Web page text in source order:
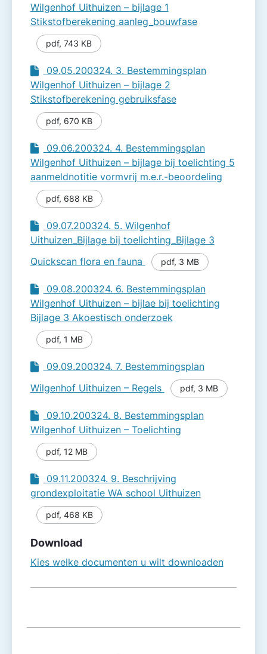
Wilgenhof Uithuizen – bijlage 1
Stikstofberekening aanleg_bouwfase
pdf, 743 KB
09.05.200324. 3. Bestemmingsplan
Wilgenhof Uithuizen – bijlage 2
Stikstofberekening gebruiksfase
pdf, 670 KB
09.06.200324. 4. Bestemmingsplan
Wilgenhof Uithuizen – bijlage bij toelichting 5
aanmeldnotitie vormvrij m.e.r.-beoordeling
pdf, 688 KB
09.07.200324. 5. Wilgenhof
Uithuizen_Bijlage bij toelichting_Bijlage 3
Quickscan flora en fauna
pdf, 3 MB
09.08.200324. 6. Bestemmingsplan
Wilgenhof Uithuizen – bijlae bij toelichting
Bijlage 3 Akoestisch onderzoek
pdf, 1 MB
09.09.200324. 7. Bestemmingsplan
Wilgenhof Uithuizen – Regels
pdf, 3 MB
09.10.200324. 8. Bestemmingsplan
Wilgenhof Uithuizen – Toelichting
pdf, 12 MB
09.11.200324. 9. Beschrijving
grondexploitatie WA school Uithuizen
pdf, 468 KB
Download
Kies welke documenten u wilt downloaden